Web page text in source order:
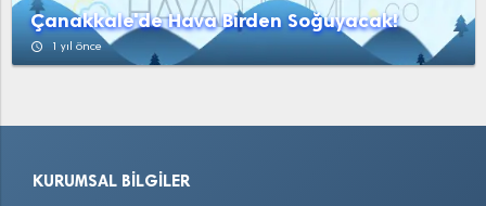
Çanakkale'de Hava Birden Soğuyacak!
access_time 1 yıl önce
KURUMSAL BILGILER